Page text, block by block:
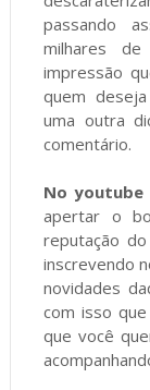
passando
milhares
impressão
quem
uma outra
comentário.
No youtube
apertar o
reputação
inscrevendo
novidades
com isso
que você